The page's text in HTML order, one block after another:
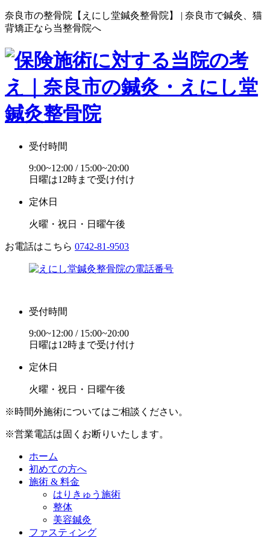
奈良市の整骨院【えにし堂鍼灸整骨院】 | 奈良市で鍼灸、猫
背矯正なら当整骨院へ
受付時間
9:00~12:00 / 15:00~20:00
日曜は12時まで受け付け
定休日
火曜・祝日・日曜午後
お電話はこちら 0742-81-9503
受付時間
9:00~12:00 / 15:00~20:00
日曜は12時まで受け付け
定休日
火曜・祝日・日曜午後
※時間外施術についてはご相談ください。
※営業電話は固くお断りいたします。
ホーム
初めての方へ
施術 & 料金
はりきゅう施術
整体
美容鍼灸
ファスティング